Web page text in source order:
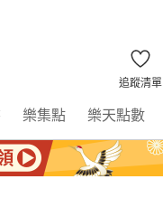
追蹤清單
樂集點 樂天點數